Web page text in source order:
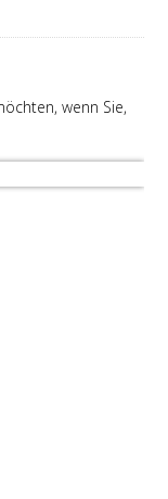
wenn Sie,